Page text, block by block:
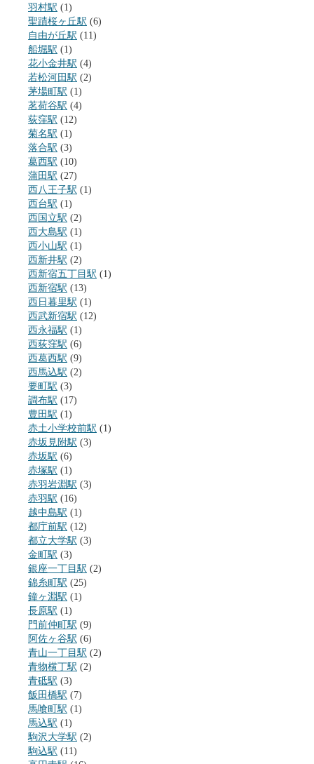
羽村駅 (1)
聖蹟桜ヶ丘駅 (6)
自由が丘駅 (11)
船堀駅 (1)
花小金井駅 (4)
若松河田駅 (2)
茅場町駅 (1)
茗荷谷駅 (4)
荻窪駅 (12)
菊名駅 (1)
落合駅 (3)
葛西駅 (10)
蒲田駅 (27)
西八王子駅 (1)
西台駅 (1)
西国立駅 (2)
西大島駅 (1)
西小山駅 (1)
西新井駅 (2)
西新宿五丁目駅 (1)
西新宿駅 (13)
西日暮里駅 (1)
西武新宿駅 (12)
西永福駅 (1)
西荻窪駅 (6)
西葛西駅 (9)
西馬込駅 (2)
要町駅 (3)
調布駅 (17)
豊田駅 (1)
赤土小学校前駅 (1)
赤坂見附駅 (3)
赤坂駅 (6)
赤塚駅 (1)
赤羽岩淵駅 (3)
赤羽駅 (16)
越中島駅 (1)
都庁前駅 (12)
都立大学駅 (3)
金町駅 (3)
銀座一丁目駅 (2)
錦糸町駅 (25)
鐘ヶ淵駅 (1)
長原駅 (1)
門前仲町駅 (9)
阿佐ヶ谷駅 (6)
青山一丁目駅 (2)
青物横丁駅 (2)
青砥駅 (3)
飯田橋駅 (7)
馬喰町駅 (1)
馬込駅 (1)
駒沢大学駅 (2)
駒込駅 (11)